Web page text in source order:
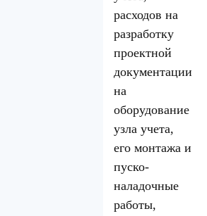
расходов на
разработку
проектной
документации
на
оборудование
узла учета,
его монтажа и
пуско-
наладочные
работы,